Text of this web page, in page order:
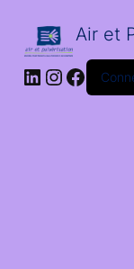
Air et
LinkedIn